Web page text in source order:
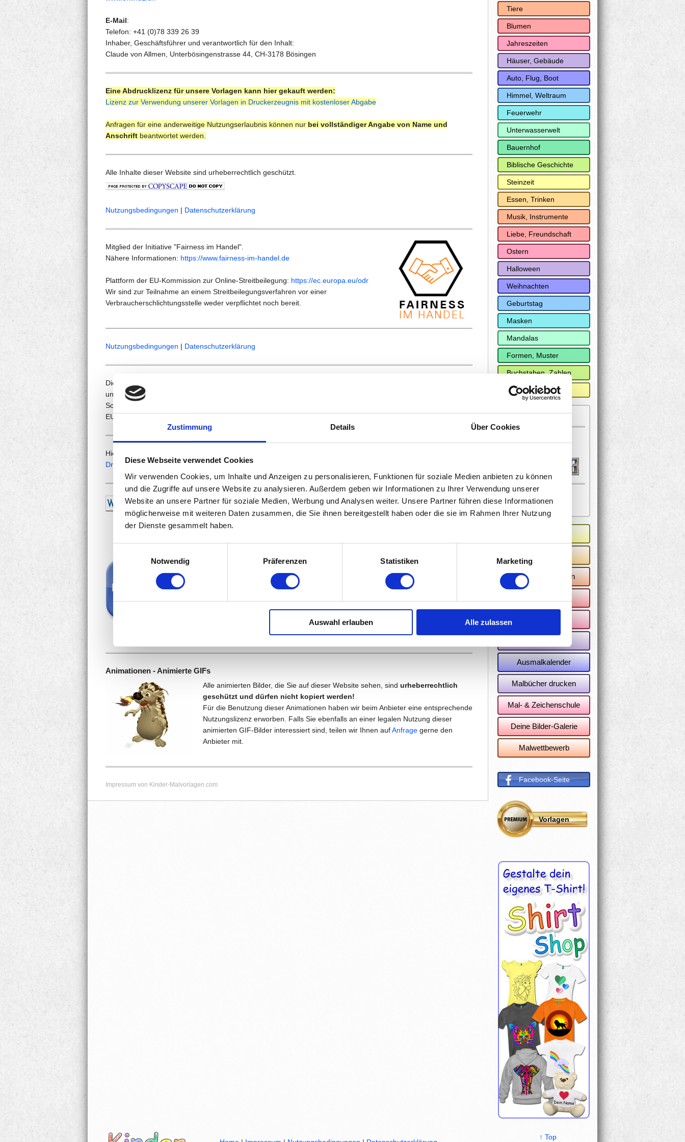
Zustimmung Details Über Cookies
Diese Webseite verwendet Cookies
Wir verwenden Cookies, um Inhalte und Anzeigen zu personalisieren, Funktionen für soziale Medien anbieten zu können
und die Zugriffe auf unsere Website zu analysieren. Außerdem geben wir Informationen zu Ihrer Verwendung unserer
Website an unsere Partner für soziale Medien, Werbung und Analysen weiter. Unsere Partner führen diese Informationen
möglicherweise mit weiteren Daten zusammen, die Sie ihnen bereitgestellt haben oder die sie im Rahmen Ihrer Nutzung
der Dienste gesammelt haben.
Notwendig
Präferenzen Statistiken Marketing
Auswahl erlauben Alle zulassen
E-Mail:
Telefon: +41 (0)78 339 26 39
Inhaber, Geschäftsführer und verantwortlich für den Inhalt:
Claude von Allmen, Unterbösingenstrasse 44, CH-3178 Bösingen
Eine Abdrucklizenz für unsere Vorlagen kann hier gekauft werden:
Lizenz zur Verwendung unserer Vorlagen in Druckerzeugnis mit kostenloser Abgabe
Anfragen für eine anderweitige Nutzungserlaubnis können nur bei vollständiger Angabe von Name und
Anschrift beantwortet werden.
Alle Inhalte dieser Website sind urheberrechtlich geschützt.
Nutzungsbedingungen | Datenschutzerklärung
Mitglied der Initiative "Fairness im Handel".
Nähere Informationen: https://www.fairness-im-handel.de
Plattform der EU-Kommission zur Online-Streitbeilegung: https://ec.europa.eu/odr
Wir sind zur Teilnahme an einem Streitbeilegungsverfahren vor einer
Verbraucherschlichtungsstelle weder verpflichtet noch bereit.
Nutzungsbedingungen | Datenschutzerklärung
Die Einzelfirma
unter der Firmen-Nummer: CH-035.1.036.638-2
Schweizer Unternehmensidentifikationsnummer (UID): CHE-113.226.809
EU-Umsatzsteuernummer: EU040019886
Hier finden sich die
Dreamstime) Nutzungslizenzen erworben haben:
Animationen - Animierte GIFs
Alle animierten Bilder, die Sie auf dieser Website sehen, sind urheberrechtlich
geschützt und dürfen nicht kopiert werden!
Für die Benutzung dieser Animationen haben wir beim Anbieter eine entsprechende
Nutzungslizenz erworben. Falls Sie ebenfalls an einer legalen Nutzung dieser
animierten GIF-Bilder interessiert sind, teilen wir Ihnen aufAnfrage gerne den
Anbieter mit.
Impressum von Kinder-Malvorlagen.com
Tiere
Blumen
Jahreszeiten
Häuser, Gebäude
Auto, Flug, Boot
Himmel, Weltraum
Feuerwehr
Unterwasserwelt
Bauernhof
Biblische Geschichte
Steinzeit
Essen, Trinken
Musik, Instrumente
Liebe, Freundschaft
Ostern
Halloween
Weihnachten
Geburtstag
Masken
Mandalas
Formen, Muster
Buchstaben, Zahlen
Verschiedenes
19 Besucher online
Spiele ausdrucken
Ausmalkalender
Malbücher drucken
Mal- & Zeichenschule
Deine Bilder-Galerie
Malwettbewerb
Facebook-Seite
Vorlagen
↑ Top